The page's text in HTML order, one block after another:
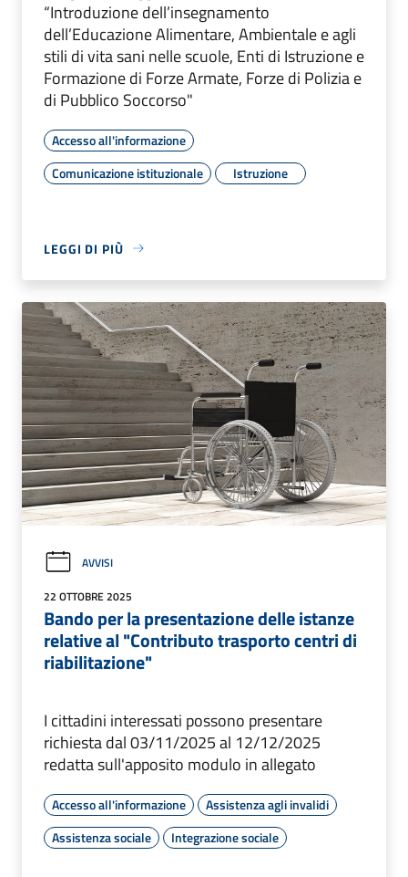
“Introduzione dell’insegnamento
dell’Educazione Alimentare, Ambientale e agli
stili di vita sani nelle scuole, Enti di Istruzione e
Formazione di Forze Armate, Forze di Polizia e
di Pubblico Soccorso"
Accesso all'informazione
Comunicazione istituzionale
Istruzione
LEGGI DI PIÙ
AVVISI
22 OTTOBRE 2025
Bando per la presentazione delle istanze
relative al "Contributo trasporto centri di
riabilitazione"
I cittadini interessati possono presentare
richiesta dal 03/11/2025 al 12/12/2025
redatta sull'apposito modulo in allegato
Accesso all'informazione
Assistenza agli invalidi
Assistenza sociale
Integrazione sociale